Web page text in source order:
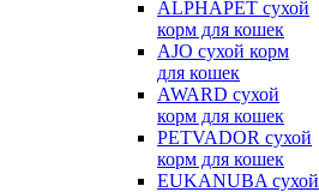
ALPHAPET сухой
корм для кошек
AJO сухой корм
для кошек
AWARD сухой
корм для кошек
PETVADOR сухой
корм для кошек
EUKANUBA сухой